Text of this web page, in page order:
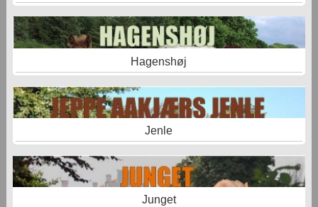
Hagenshøj
Jenle
Junget